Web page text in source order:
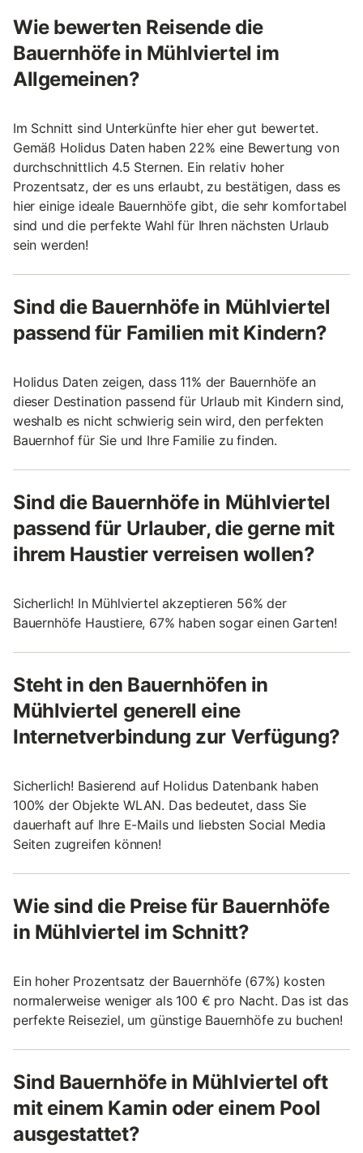
Wie bewerten Reisende die
Bauernhöfe in Mühlviertel im
Allgemeinen?
Im Schnitt sind Unterkünfte hier eher gut bewertet.
Gemäß Holidus Daten haben 22% eine Bewertung von
durchschnittlich 4.5 Sternen. Ein relativ hoher
Prozentsatz, der es uns erlaubt, zu bestätigen, dass es
hier einige ideale Bauernhöfe gibt, die sehr komfortabel
sind und die perfekte Wahl für Ihren nächsten Urlaub
sein werden!
Sind die Bauernhöfe in Mühlviertel
passend für Familien mit Kindern?
Holidus Daten zeigen, dass 11% der Bauernhöfe an
dieser Destination passend für Urlaub mit Kindern sind,
weshalb es nicht schwierig sein wird, den perfekten
Bauernhof für Sie und Ihre Familie zu finden.
Sind die Bauernhöfe in Mühlviertel
passend für Urlauber, die gerne mit
ihrem Haustier verreisen wollen?
Sicherlich! In Mühlviertel akzeptieren 56% der
Bauernhöfe Haustiere, 67% haben sogar einen Garten!
Steht in den Bauernhöfen in
Mühlviertel generell eine
Internetverbindung zur Verfügung?
Sicherlich! Basierend auf Holidus Datenbank haben
100% der Objekte WLAN. Das bedeutet, dass Sie
dauerhaft auf Ihre E-Mails und liebsten Social Media
Seiten zugreifen können!
Wie sind die Preise für Bauernhöfe
in Mühlviertel im Schnitt?
Ein hoher Prozentsatz der Bauernhöfe (67%) kosten
normalerweise weniger als 100 € pro Nacht. Das ist das
perfekte Reiseziel, um günstige Bauernhöfe zu buchen!
Sind Bauernhöfe in Mühlviertel oft
mit einem Kamin oder einem Pool
ausgestattet?